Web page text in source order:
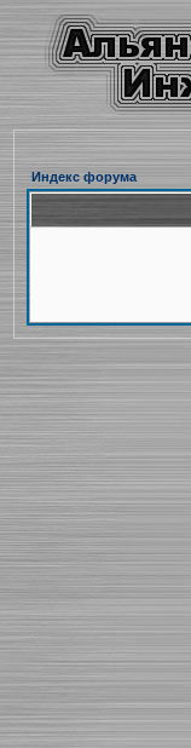
Индекс форума